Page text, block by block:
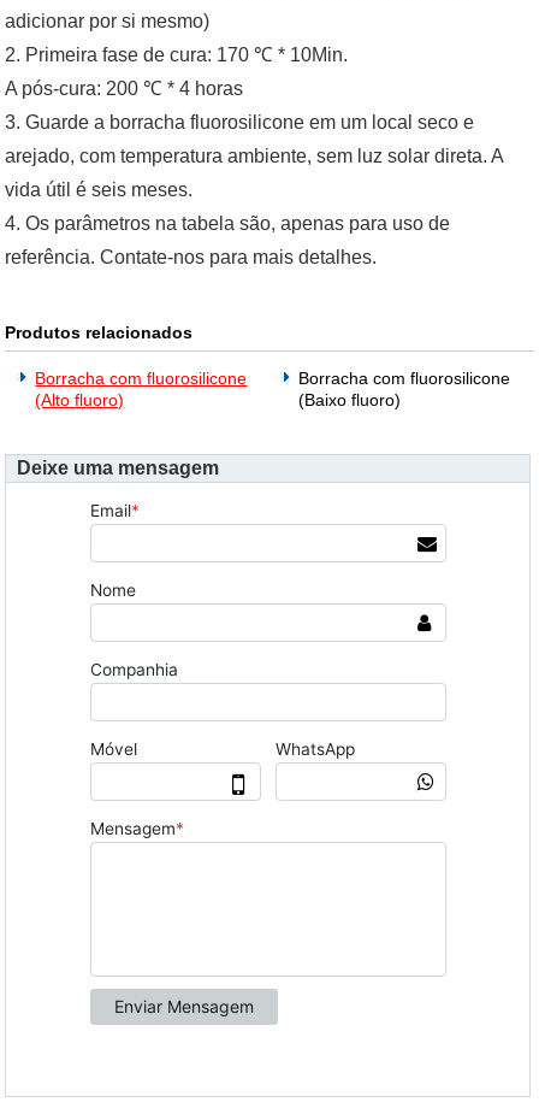
adicionar por si mesmo)
2. Primeira fase de cura: 170 ℃ * 10Min.
A pós-cura: 200 ℃ * 4 horas
3. Guarde a borracha fluorosilicone em um local seco e
arejado, com temperatura ambiente, sem luz solar direta. A
vida útil é seis meses.
4. Os parâmetros na tabela são, apenas para uso de
referência. Contate-nos para mais detalhes.
Produtos relacionados
Borracha com fluorosilicone
(Alto fluoro)
Borracha com fluorosilicone
(Baixo fluoro)
Deixe uma mensagem